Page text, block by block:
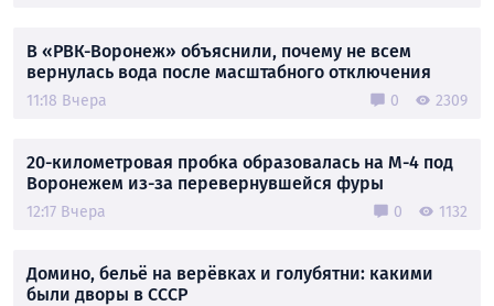
В «РВК-Воронеж» объяснили, почему не всем
вернулась вода после масштабного отключения
11:18 Вчера 0 2309
20-километровая пробка образовалась на М-4 под
Воронежем из-за перевернувшейся фуры
12:17 Вчера 0 1132
Домино, бельё на верёвках и голубятни: какими
были дворы в СССР